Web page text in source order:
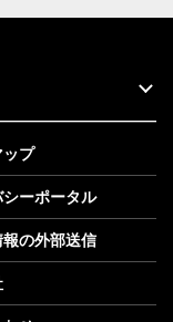
ップ
シーポータル
の外部送信